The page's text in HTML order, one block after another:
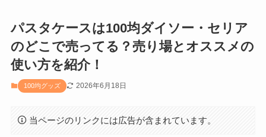
パスタケースは100均ダイソー・セリア
のどこで売ってる？売り場とオススメの
使い方を紹介！
100均グッズ 2026年6月18日
当ページのリンクには広告が含まれています。